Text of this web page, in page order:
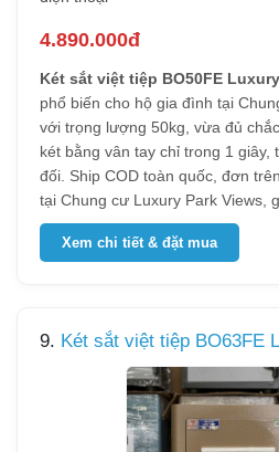
4.890.000đ
Két sắt việt tiệp BO50FE
phổ biến cho hộ gia đình tại
với trọng lượng 50kg, vừa đủ
két bằng vân tay chỉ trong 1 giây,
đối. Ship COD toàn quốc, đơn
tại Chung cư Luxury Park Views,
Xem chi tiết & đặt mua
9. Két sắt việt tiệp BO63FE